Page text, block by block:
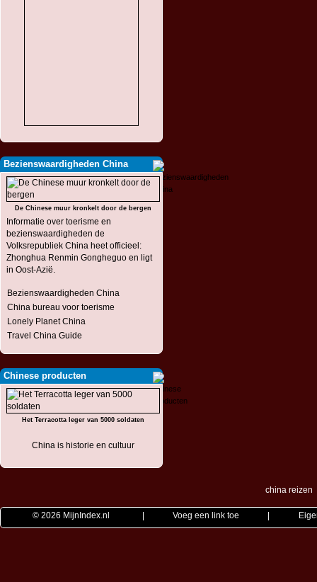
Bezienswaardigheden China
De Chinese muur kronkelt door de bergen
Informatie over toerisme en
bezienswaardigheden de
Volksrepubliek China heet officieel:
Zhonghua Renmin Gongheguo en ligt
in Oost-Azië.
Bezienswaardigheden China
China bureau voor toerisme
Lonely Planet China
Travel China Guide
Chinese producten
Het Terracotta leger van 5000 soldaten
China is historie en cultuur
china reizen
© 2026 MijnIndex.nl Voeg een link toe